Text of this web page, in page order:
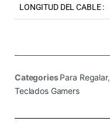
LONGITUD DEL CABLE :
CategoriesPara Regalar,
Teclados Gamers